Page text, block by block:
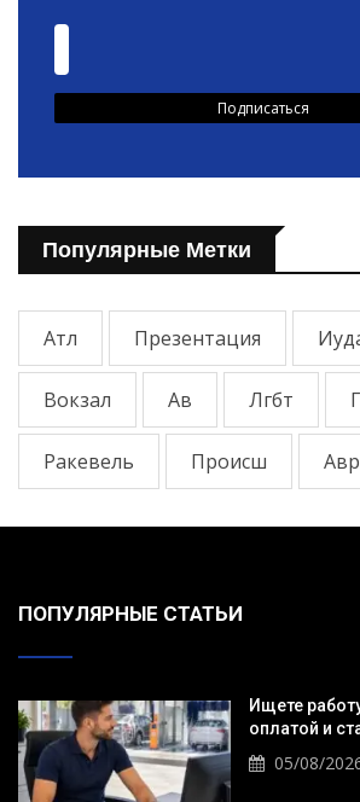
Популярные Метки
Атл Презентация
Вокзал Ав Лгбт
Ракевель Происш
ПОПУЛЯРНЫЕ СТАТЬИ
Ищете
оплатой и
05/08/